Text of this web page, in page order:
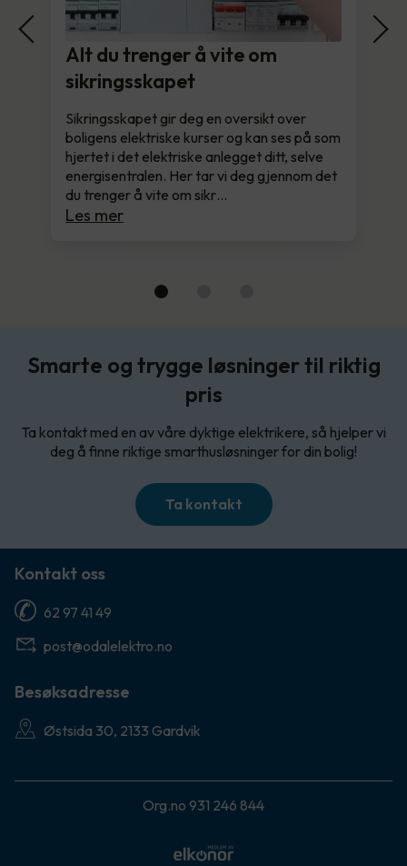
Alt du trenger å vite om
sikringsskapet
Sikringsskapet gir deg en oversikt over
boligens elektriske kurser og kan ses på som
hjertet i det elektriske anlegget ditt, selve
energisentralen. Her tar vi deg gjennom det
du trenger å vite om sikr…
Les mer
Smarte og trygge løsninger til riktig
pris
Ta kontakt med en av våre dyktige elektrikere, så hjelper vi
deg å finne riktige smarthusløsninger for din bolig!
Ta kontakt
Kontakt oss
62 97 41 49
post@odalelektro.no
Besøksadresse
Østsida 30, 2133 Gardvik
Org.no 931 246 844